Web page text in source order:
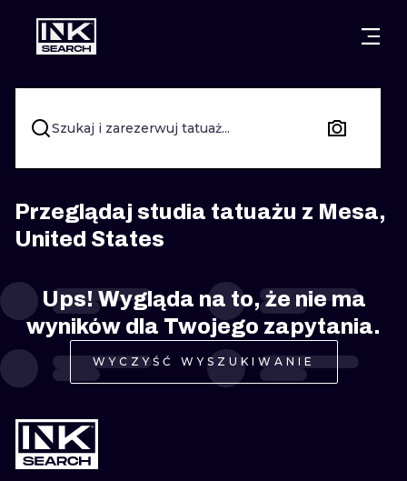
MIASTA GDAŃSK
WARSZAWA POZNAŃ
KRAKÓW KATOWICE
WROCŁAW ŁÓDŹ
BERLIN
AMSTERDAM EDYNBURG
PRAGA LONDYN
STYLE
KALIGRAFIA
NEW
TRIBAL
RYCINOWE
Szukaj i zarezerwuj tatuaż...
Przeglądaj studia tatuażu z Mesa,
United States
Ups! Wygląda na to, że nie ma
wyników dla Twojego zapytania.
WYCZYŚĆ WYSZUKIWANIE